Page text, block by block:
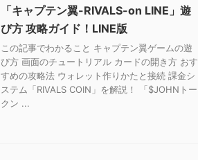
「キャプテン翼-RIVALS-on LINE」遊
び方 攻略ガイド！LINE版
この記事でわかること キャプテン翼ゲームの遊
び方 画面のチュートリアル カードの開き方 おす
すめの攻略法 ウォレット作りかたと接続 課金シ
ステム「RIVALS COIN」を解説！ 「$JOHNトー
クン ...